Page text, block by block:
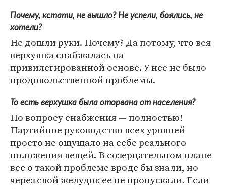
Почему, кстати, не вышло? Не успели, боялись, не
хотели?
Не дошли руки. Почему? Да потому, что вся
верхушка снабжалась на
привилегированной основе. У нее не было
продовольственной проблемы.
То есть верхушка была оторвана от населения?
По вопросу снабжения — полностью!
Партийное руководство всех уровней
просто не ощущало на себе реального
положения вещей. В созерцательном плане
все о такой проблеме вроде бы знали, но
через свой желудок ее не пропускали. Если